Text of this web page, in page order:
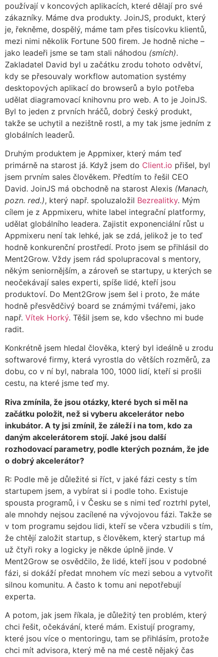
používají v koncových aplikacích, které dělají pro své
zákazníky. Máme dva produkty. JoinJS, produkt, který
je, řekněme, dospělý, máme tam přes tisícovku klientů,
mezi nimi několik Fortune 500 firem. Je hodně niche –
jako leadeři jsme se tam stali náhodou (smích).
Zakladatel David byl u začátku zrodu tohoto odvětví,
kdy se přesouvaly workflow automation systémy
desktopových aplikací do browserů a bylo potřeba
udělat diagramovací knihovnu pro web. A to je JoinJS.
Byl to jeden z prvních hráčů, dobrý český produkt,
takže se uchytil a nezištně rostl, a my tak jsme jedním z
globálních leaderů.
Druhým produktem je Appmixer, který mám teď
primárně na starost já. Když jsem do Client.io přišel, byl
jsem prvním sales člověkem. Předtím to řešil CEO
David. JoinJS má obchodně na starost Alexis (Manach,
pozn. red.), který např. spoluzaložil Bezrealitky. Mým
cílem je z Appmixeru, white label integrační platformy,
udělat globálního leadera. Zajistit exponenciální růst u
Appmixeru není tak lehké, jak se zdá, jelikož je to teď
hodně konkurenční prostředí. Proto jsem se přihlásil do
Ment2Grow. Vždy jsem rád spolupracoval s mentory,
někým seniornějším, a zároveň se startupy, u kterých se
neočekávají sales experti, spíše lidé, kteří jsou
produktoví. Do Ment2Grow jsem šel i proto, že máte
hodně přesvědčivý board se známými tvářemi, jako
např. Vítek Horký. Těšil jsem se, kdo všechno mi bude
radit.
Konkrétně jsem hledal člověka, který byl ideálně u zrodu
softwarové firmy, která vyrostla do větších rozměrů, za
dobu, co v ní byl, nabrala 100, 1000 lidí, kteří si prošli
cestu, na které jsme teď my.
Riva zmínila, že jsou otázky, které bych si měl na
začátku položit, než si vyberu akcelerátor nebo
inkubátor. A ty jsi zmínil, že záleží i na tom, kdo za
daným akcelerátorem stojí. Jaké jsou další
rozhodovací parametry, podle kterých poznám, že jde
o dobrý akcelerátor?
R: Podle mě je důležité si říct, v jaké fázi cesty s tím
startupem jsem, a vybírat si i podle toho. Existuje
spousta programů, i v Česku se s nimi teď roztrhl pytel,
ale mnohdy nejsou zacílené na vývojovou fázi. Takže se
v tom programu sejdou lidi, kteří se včera vzbudili s tím,
že chtějí založit startup, s člověkem, který startup má
už čtyři roky a logicky je někde úplně jinde. V
Ment2Grow se osvědčilo, že lidé, kteří jsou v podobné
fázi, si dokáží předat mnohem víc mezi sebou a vytvořit
silnou komunitu. A často k tomu ani nepotřebují
experta.
A potom, jak jsem říkala, je důležitý ten problém, který
chci řešit, očekávání, které mám. Existují programy,
které jsou více o mentoringu, tam se přihlásím, protože
chci mít advisora, který mě na mé cestě nějaký čas